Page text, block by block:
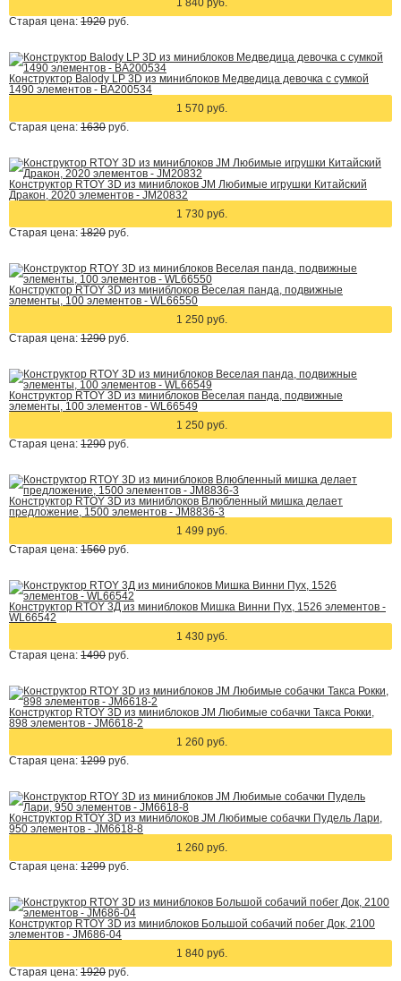
1 840 руб.
Старая цена: 1920 руб.
Конструктор Balody LP 3D из миниблоков Медведица девочка с сумкой
1490 элементов - BA200534
1 570 руб.
Старая цена: 1630 руб.
Конструктор RTOY 3D из миниблоков JM Любимые игрушки Китайский
Дракон, 2020 элементов - JM20832
1 730 руб.
Старая цена: 1820 руб.
Конструктор RTOY 3D из миниблоков Веселая панда, подвижные
элементы, 100 элементов - WL66550
1 250 руб.
Старая цена: 1290 руб.
Конструктор RTOY 3D из миниблоков Веселая панда, подвижные
элементы, 100 элементов - WL66549
1 250 руб.
Старая цена: 1290 руб.
Конструктор RTOY 3D из миниблоков Влюбленный мишка делает
предложение, 1500 элементов - JM8836-3
1 499 руб.
Старая цена: 1560 руб.
Конструктор RTOY 3Д из миниблоков Мишка Винни Пух, 1526 элементов -
WL66542
1 430 руб.
Старая цена: 1490 руб.
Конструктор RTOY 3D из миниблоков JM Любимые собачки Такса Рокки,
898 элементов - JM6618-2
1 260 руб.
Старая цена: 1299 руб.
Конструктор RTOY 3D из миниблоков JM Любимые собачки Пудель Лари,
950 элементов - JM6618-8
1 260 руб.
Старая цена: 1299 руб.
Конструктор RTOY 3D из миниблоков Большой собачий побег Док, 2100
элементов - JM686-04
1 840 руб.
Старая цена: 1920 руб.